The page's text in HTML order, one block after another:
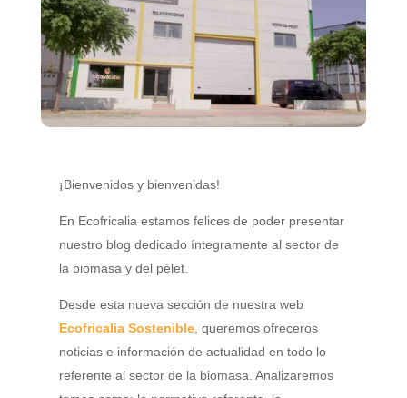
¡Bienvenidos y bienvenidas!
En Ecofricalia estamos felices de poder presentar
nuestro blog dedicado íntegramente al sector de
la biomasa y del pélet.
Desde esta nueva sección de nuestra web
Ecofricalia Sostenible, queremos ofreceros
noticias e información de actualidad en todo lo
referente al sector de la biomasa. Analizaremos